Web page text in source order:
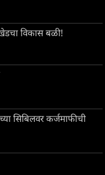
विकास बळी!
सिबिलवर कर्जमाफीची